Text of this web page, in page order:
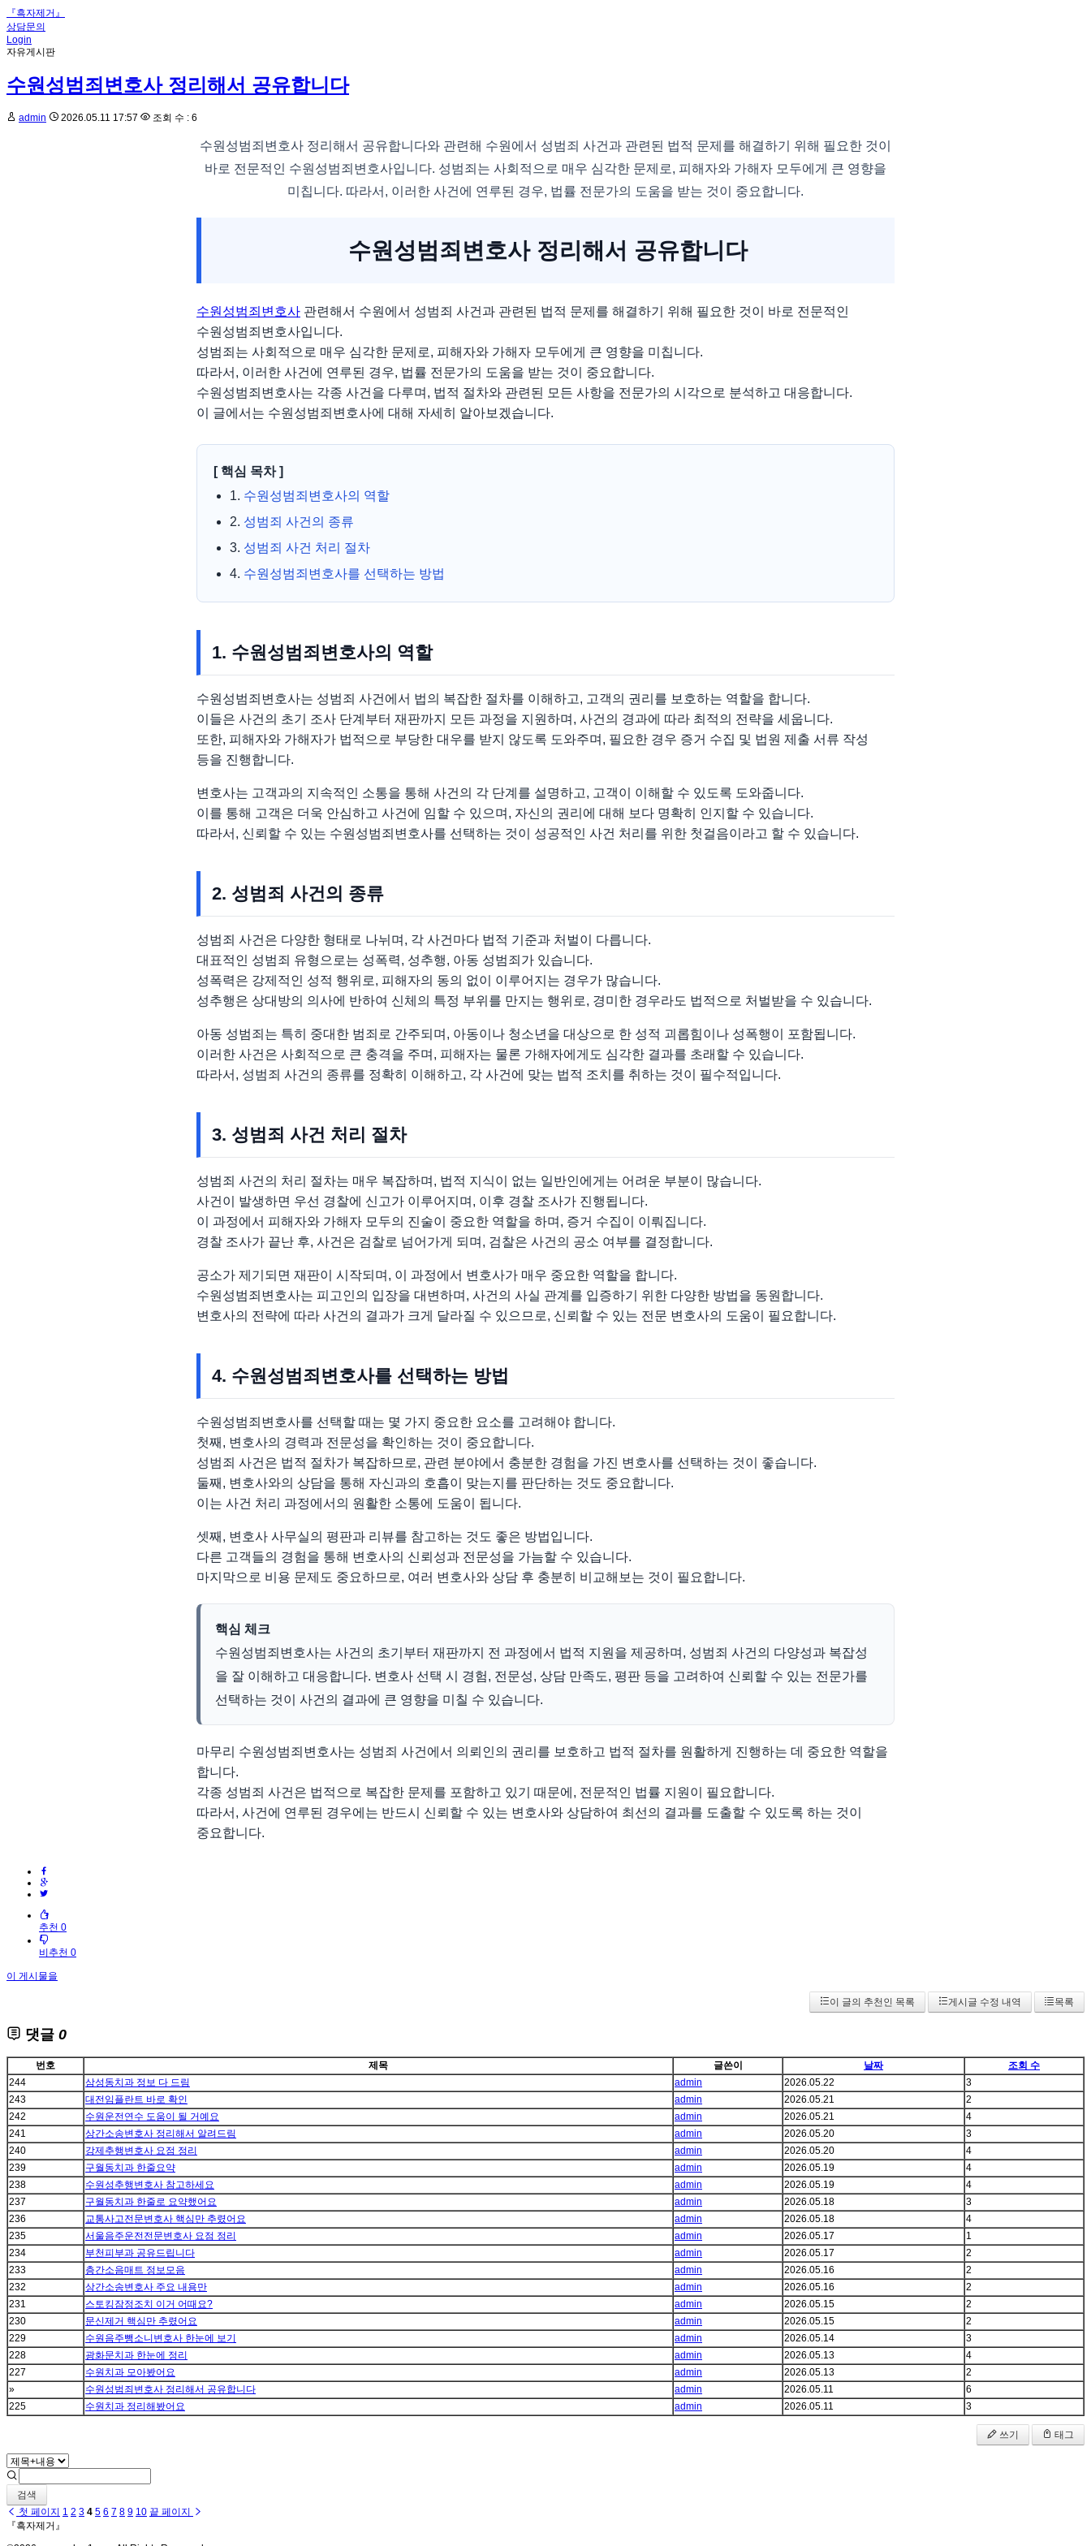
『흑자제거』
상담문의
Login
자유게시판
수원성범죄변호사 정리해서 공유합니다
admin 2026.05.11 17:57 조회 수 : 6
수원성범죄변호사 정리해서 공유합니다와 관련해 수원에서 성범죄 사건과 관련된 법적 문제를 해결하기 위해 필요한 것이
바로 전문적인 수원성범죄변호사입니다. 성범죄는 사회적으로 매우 심각한 문제로, 피해자와 가해자 모두에게 큰 영향을
미칩니다. 따라서, 이러한 사건에 연루된 경우, 법률 전문가의 도움을 받는 것이 중요합니다.
수원성범죄변호사 정리해서 공유합니다
수원성범죄변호사 관련해서 수원에서 성범죄 사건과 관련된 법적 문제를 해결하기 위해 필요한 것이 바로 전문적인
수원성범죄변호사입니다.
성범죄는 사회적으로 매우 심각한 문제로, 피해자와 가해자 모두에게 큰 영향을 미칩니다.
따라서, 이러한 사건에 연루된 경우, 법률 전문가의 도움을 받는 것이 중요합니다.
수원성범죄변호사는 각종 사건을 다루며, 법적 절차와 관련된 모든 사항을 전문가의 시각으로 분석하고 대응합니다.
이 글에서는 수원성범죄변호사에 대해 자세히 알아보겠습니다.
[ 핵심 목차 ]
1. 수원성범죄변호사의 역할
2. 성범죄 사건의 종류
3. 성범죄 사건 처리 절차
4. 수원성범죄변호사를 선택하는 방법
1. 수원성범죄변호사의 역할
수원성범죄변호사는 성범죄 사건에서 법의 복잡한 절차를 이해하고, 고객의 권리를 보호하는 역할을 합니다.
이들은 사건의 초기 조사 단계부터 재판까지 모든 과정을 지원하며, 사건의 경과에 따라 최적의 전략을 세웁니다.
또한, 피해자와 가해자가 법적으로 부당한 대우를 받지 않도록 도와주며, 필요한 경우 증거 수집 및 법원 제출 서류 작성
등을 진행합니다.
변호사는 고객과의 지속적인 소통을 통해 사건의 각 단계를 설명하고, 고객이 이해할 수 있도록 도와줍니다.
이를 통해 고객은 더욱 안심하고 사건에 임할 수 있으며, 자신의 권리에 대해 보다 명확히 인지할 수 있습니다.
따라서, 신뢰할 수 있는 수원성범죄변호사를 선택하는 것이 성공적인 사건 처리를 위한 첫걸음이라고 할 수 있습니다.
2. 성범죄 사건의 종류
성범죄 사건은 다양한 형태로 나뉘며, 각 사건마다 법적 기준과 처벌이 다릅니다.
대표적인 성범죄 유형으로는 성폭력, 성추행, 아동 성범죄가 있습니다.
성폭력은 강제적인 성적 행위로, 피해자의 동의 없이 이루어지는 경우가 많습니다.
성추행은 상대방의 의사에 반하여 신체의 특정 부위를 만지는 행위로, 경미한 경우라도 법적으로 처벌받을 수 있습니다.
아동 성범죄는 특히 중대한 범죄로 간주되며, 아동이나 청소년을 대상으로 한 성적 괴롭힘이나 성폭행이 포함됩니다.
이러한 사건은 사회적으로 큰 충격을 주며, 피해자는 물론 가해자에게도 심각한 결과를 초래할 수 있습니다.
따라서, 성범죄 사건의 종류를 정확히 이해하고, 각 사건에 맞는 법적 조치를 취하는 것이 필수적입니다.
3. 성범죄 사건 처리 절차
성범죄 사건의 처리 절차는 매우 복잡하며, 법적 지식이 없는 일반인에게는 어려운 부분이 많습니다.
사건이 발생하면 우선 경찰에 신고가 이루어지며, 이후 경찰 조사가 진행됩니다.
이 과정에서 피해자와 가해자 모두의 진술이 중요한 역할을 하며, 증거 수집이 이뤄집니다.
경찰 조사가 끝난 후, 사건은 검찰로 넘어가게 되며, 검찰은 사건의 공소 여부를 결정합니다.
공소가 제기되면 재판이 시작되며, 이 과정에서 변호사가 매우 중요한 역할을 합니다.
수원성범죄변호사는 피고인의 입장을 대변하며, 사건의 사실 관계를 입증하기 위한 다양한 방법을 동원합니다.
변호사의 전략에 따라 사건의 결과가 크게 달라질 수 있으므로, 신뢰할 수 있는 전문 변호사의 도움이 필요합니다.
4. 수원성범죄변호사를 선택하는 방법
수원성범죄변호사를 선택할 때는 몇 가지 중요한 요소를 고려해야 합니다.
첫째, 변호사의 경력과 전문성을 확인하는 것이 중요합니다.
성범죄 사건은 법적 절차가 복잡하므로, 관련 분야에서 충분한 경험을 가진 변호사를 선택하는 것이 좋습니다.
둘째, 변호사와의 상담을 통해 자신과의 호흡이 맞는지를 판단하는 것도 중요합니다.
이는 사건 처리 과정에서의 원활한 소통에 도움이 됩니다.
셋째, 변호사 사무실의 평판과 리뷰를 참고하는 것도 좋은 방법입니다.
다른 고객들의 경험을 통해 변호사의 신뢰성과 전문성을 가늠할 수 있습니다.
마지막으로 비용 문제도 중요하므로, 여러 변호사와 상담 후 충분히 비교해보는 것이 필요합니다.
핵심 체크
수원성범죄변호사는 사건의 초기부터 재판까지 전 과정에서 법적 지원을 제공하며, 성범죄 사건의 다양성과 복잡성
을 잘 이해하고 대응합니다. 변호사 선택 시 경험, 전문성, 상담 만족도, 평판 등을 고려하여 신뢰할 수 있는 전문가를
선택하는 것이 사건의 결과에 큰 영향을 미칠 수 있습니다.
마무리 수원성범죄변호사는 성범죄 사건에서 의뢰인의 권리를 보호하고 법적 절차를 원활하게 진행하는 데 중요한 역할을
합니다.
각종 성범죄 사건은 법적으로 복잡한 문제를 포함하고 있기 때문에, 전문적인 법률 지원이 필요합니다.
따라서, 사건에 연루된 경우에는 반드시 신뢰할 수 있는 변호사와 상담하여 최선의 결과를 도출할 수 있도록 하는 것이
중요합니다.
추천 0
비추천 0
이 게시물을
이 글의 추천인 목록 게시글 수정 내역 목록
댓글 0
번호 제목 글쓴이 날짜
조회 수
244
삼성동치과 정보 다 드림 admin 2026.05.22
3
243
대전임플란트 바로 확인 admin 2026.05.21
2
242
수원운전연수 도움이 될 거예요 admin 2026.05.21
4
241
상간소송변호사 정리해서 알려드림 admin 2026.05.20
3
240
강제추행변호사 요점 정리 admin 2026.05.20
4
239
구월동치과 한줄요약 admin 2026.05.19
4
238
수원성추행변호사 참고하세요 admin 2026.05.19
4
237
구월동치과 한줄로 요약했어요 admin 2026.05.18
3
236
교통사고전문변호사 핵심만 추렸어요 admin 2026.05.18
4
235
서울음주운전전문변호사 요점 정리 admin 2026.05.17
1
234
부천피부과 공유드립니다 admin 2026.05.17
2
233
층간소음매트 정보모음 admin 2026.05.16
2
232
상간소송변호사 주요 내용만 admin 2026.05.16
2
231
스토킹잠정조치 이거 어때요? admin 2026.05.15
2
230
문신제거 핵심만 추렸어요 admin 2026.05.15
2
229
수원음주뺑소니변호사 한눈에 보기 admin 2026.05.14
3
228
광화문치과 한눈에 정리 admin 2026.05.13
4
227
수원치과 모아봤어요 admin 2026.05.13
2
»
수원성범죄변호사 정리해서 공유합니다 admin 2026.05.11
6
225
수원치과 정리해봤어요 admin 2026.05.11 3
쓰기 태그
검색
첫 페이지 1 2 3 4 5 6 7 8 9 10 끝 페이지
『흑자제거』